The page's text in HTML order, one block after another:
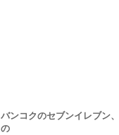
バンコクのセブンイレブン
の